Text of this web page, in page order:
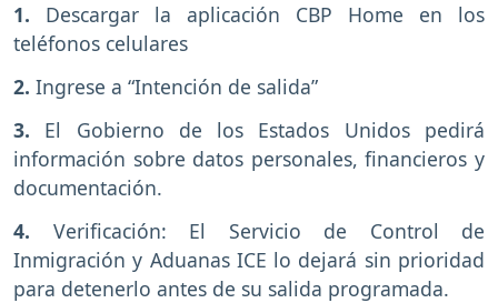
1. Descargar la aplicación CBP Home en los
teléfonos celulares
2. Ingrese a “Intención de salida”
3. El Gobierno de los Estados Unidos pedirá
información sobre datos personales, financieros y
documentación.
4. Verificación: El Servicio de Control de
Inmigración y Aduanas ICE lo dejará sin prioridad
para detenerlo antes de su salida programada.